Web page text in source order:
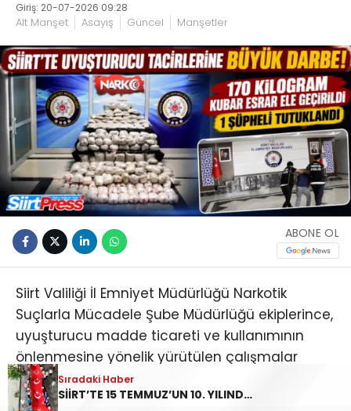
Giriş: 20-07-2026 09:28
Alt Manşet Asayiş Güncel Manşetler
ABONE OL
Siirt Valiliği İl Emniyet Müdürlüğü Narkotik
Suçlarla Mücadele Şube Müdürlüğü ekiplerince,
uyuşturucu madde ticareti ve kullanımının
önlenmesine yönelik yürütülen çalışmalar
kapsamında operasyon düzenlendi.
Sıradaki Haber
SİİRT’TE 15 TEMMUZ’UN 10. YILINDA “ZAFER BİZİM, İRADE BİZİM” MESAJI